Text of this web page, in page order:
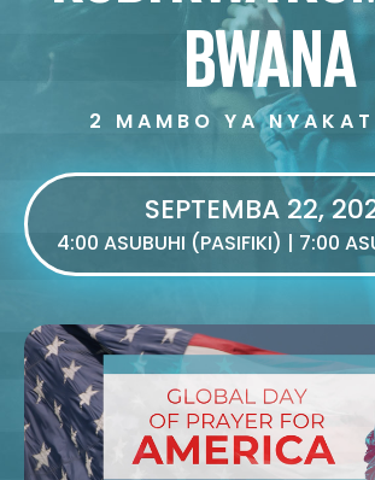
BWANA
2 MAMBO YA
SEPTEMBA 22,
4:00 ASUBUHI (PASIFIKI) | 7:00